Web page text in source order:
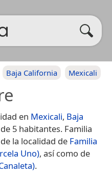
Baja California Mexicali
en Mexicali, Baja
5 habitantes. Familia
la localidad de Familia
Uno), así como de
.